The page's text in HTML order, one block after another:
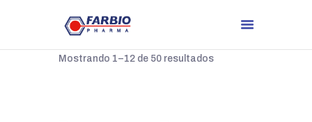
Mostrando 1–12 de 50 resultados